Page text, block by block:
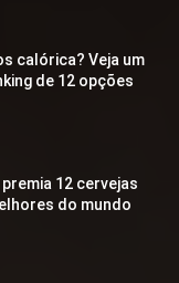
calórica? Veja um
de 12 opções
12 cervejas
do mundo